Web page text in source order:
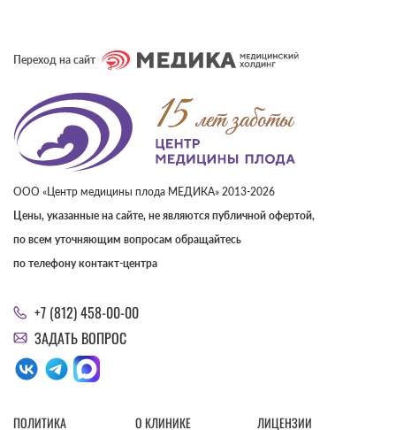
Переход на сайт
ООО «Центр медицины плода МЕДИКА» 2013-2026
Цены, указанные на сайте, не являются публичной офертой,
по всем уточняющим вопросам обращайтесь
по телефону контакт-центра
+7 (812) 458-00-00
ЗАДАТЬ ВОПРОС
ПОЛИТИКА О КЛИНИКЕ ЛИЦЕНЗИИ